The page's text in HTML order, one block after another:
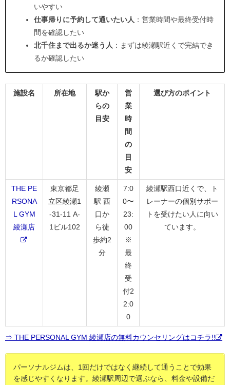
いやすい
仕事帰りに予約して通いたい人 ：営業時間や最終受付時
間を確認したい
北千住まで出るか迷う人 ：まずは綾瀬駅近くで完結でき
るか確認したい
施設名 所在地
駅か
らの
目安
営
業
時
間
の
目
安
選び方のポイント
THE PE
RSONA
L GYM
綾瀬店
東京都足
立区綾瀬1
-31-11 A-
1ビル102
綾瀬
駅 西
口か
ら徒
歩約2
分
7:0
0〜
23:
00
※
最
終
受
付2
2:0
0
綾瀬駅西口近くで、ト
レーナーの個別サポー
トを受けたい人に向い
ています。
⇒ THE PERSONAL GYM 綾瀬店の無料カウンセリングはコチラ!!
パーソナルジムは、1回だけではなく継続して通うことで効果
を感じやすくなります。綾瀬駅周辺で選ぶなら、料金や設備だ